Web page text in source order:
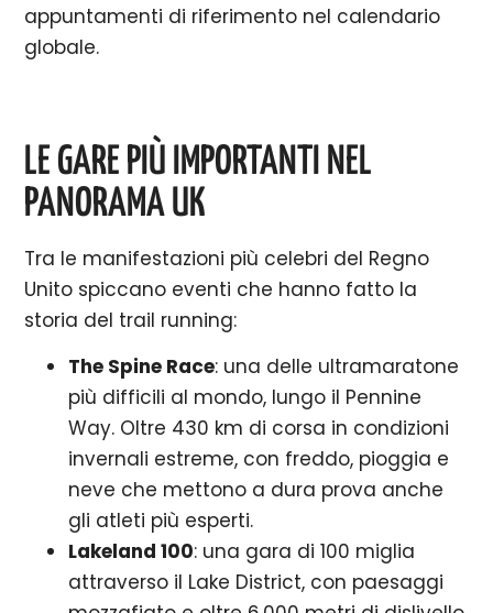
appuntamenti di riferimento nel calendario
globale.
LE GARE PIÙ IMPORTANTI NEL
PANORAMA UK
Tra le manifestazioni più celebri del Regno
Unito spiccano eventi che hanno fatto la
storia del trail running:
The Spine Race: una delle ultramaratone
più difficili al mondo, lungo il Pennine
Way. Oltre 430 km di corsa in condizioni
invernali estreme, con freddo, pioggia e
neve che mettono a dura prova anche
gli atleti più esperti.
Lakeland 100: una gara di 100 miglia
attraverso il Lake District, con paesaggi